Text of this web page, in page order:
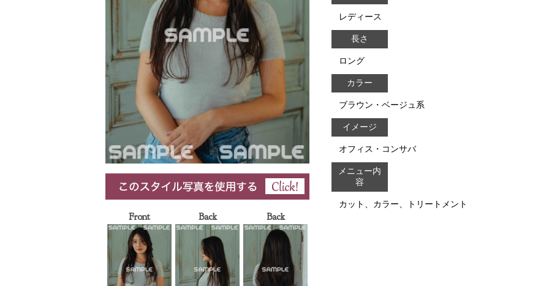
Front Back Back
レディース
長さ
ロング
カラー
ブラウン・ベージュ系
イメージ
オフィス・コンサバ
メニュー内
容
カット、カラー、トリートメント